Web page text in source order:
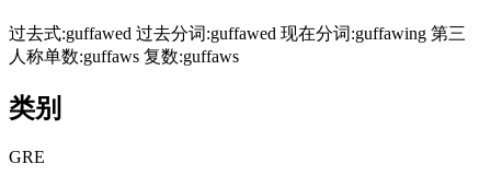
过去式:guffawed 过去分词:guffawed 现在分词:guffawing 第三
人称单数:guffaws 复数:guffaws
类别
GRE